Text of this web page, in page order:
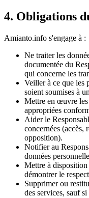
4. Obligations
Amianto.info s'engage à :
Ne traiter les
documentée du
qui concerne les
Veiller à ce que les
soient soumises à
Mettre en œuvre les
appropriées
Aider le
concernées
opposition).
Notifier au
données
Mettre à disposition
démontrer le
Supprimer ou
des services, sauf